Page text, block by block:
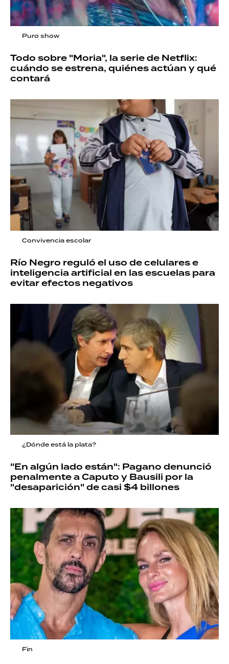
Puro show
Todo sobre "Moria", la serie de Netflix:
cuándo se estrena, quiénes actúan y qué
contará
Convivencia escolar
Río Negro reguló el uso de celulares e
inteligencia artificial en las escuelas para
evitar efectos negativos
¿Dónde está la plata?
"En algún lado están": Pagano denunció
penalmente a Caputo y Bausili por la
"desaparición" de casi $4 billones
Fin